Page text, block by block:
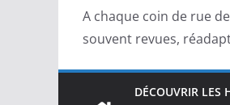
A chaque coin de rue
souvent revues,
DÉCOUVRIR LES